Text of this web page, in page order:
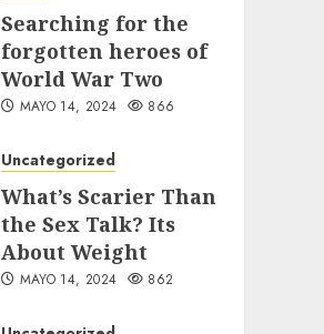
Searching for the
forgotten heroes of
World War Two
MAYO 14, 2024 866
Uncategorized
What’s Scarier Than
the Sex Talk? Its
About Weight
MAYO 14, 2024 862